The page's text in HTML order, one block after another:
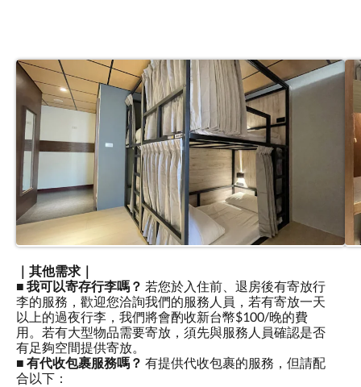
｜其他需求｜
■ 我可以寄存行李嗎？ 若您於入住前、退房後有寄放行
李的服務，歡迎您洽詢我們的服務人員，若有寄放一天
以上的過夜行李，我們將會酌收新台幣$100/晚的費
用。若有大型物品需要寄放，須先與服務人員確認是否
有足夠空間提供寄放。
■ 有代收包裹服務嗎？ 有提供代收包裹的服務，但請配
合以下：